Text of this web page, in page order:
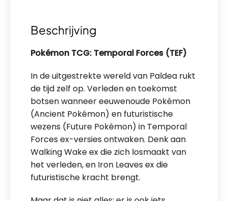
Beschrijving
Pokémon TCG: Temporal Forces (TEF)
In de uitgestrekte wereld van Paldea rukt
de tijd zelf op. Verleden en toekomst
botsen wanneer eeuwenoude Pokémon
(Ancient Pokémon) en futuristische
wezens (Future Pokémon) in Temporal
Forces ex-versies ontwaken. Denk aan
Walking Wake ex die zich losmaakt van
het verleden, en Iron Leaves ex die
futuristische kracht brengt.